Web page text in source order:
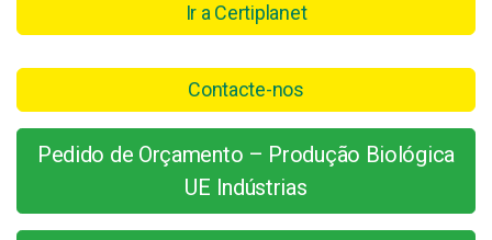
Ir a Certiplanet
Contacte-nos
Pedido de Orçamento – Produção Biológica
UE Indústrias